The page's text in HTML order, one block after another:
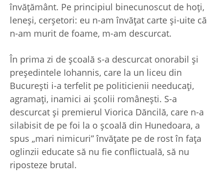
învăţământ. Pe principiul binecunoscut de hoţi,
leneşi, cerşetori: eu n-am învăţat carte şi-uite că
n-am murit de foame, m-am descurcat.
În prima zi de şcoală s-a descurcat onorabil şi
preşedintele Iohannis, care la un liceu din
Bucureşti i-a terfelit pe politicienii needucaţi,
agramaţi, inamici ai şcolii româneşti. S-a
descurcat şi premierul Viorica Dăncilă, care n-a
silabisit de pe foi la o şcoală din Hunedoara, a
spus „mari nimicuri” învăţate pe de rost în faţa
oglinzii educate să nu fie conflictuală, să nu
riposteze brutal.